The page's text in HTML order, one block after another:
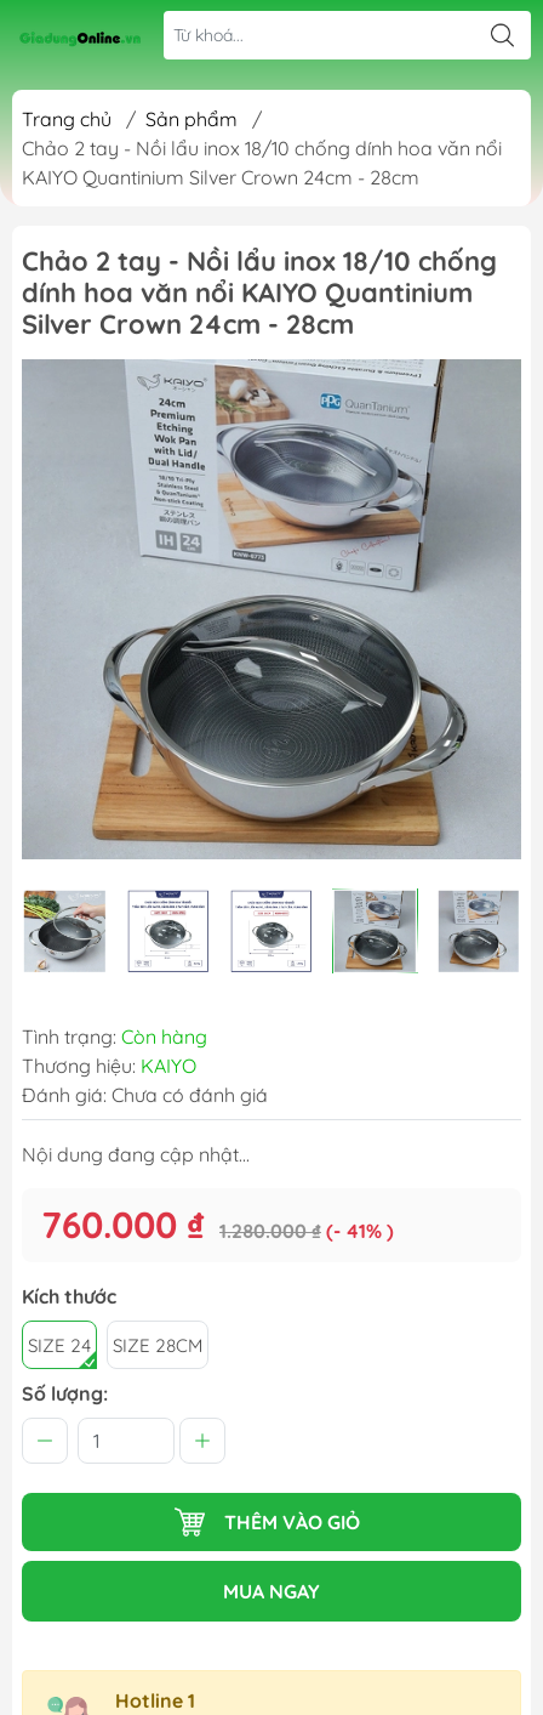
Trang chủ / Sản phẩm
/
Chảo 2 tay - Nồi lẩu inox 18/10 chống dính hoa văn nổi
KAIYO Quantinium Silver Crown 24cm - 28cm
Chảo 2 tay - Nồi lẩu inox 18/10 chống
dính hoa văn nổi KAIYO Quantinium
Silver Crown 24cm - 28cm
Tình trạng: Còn hàng
Thương hiệu: KAIYO
Đánh giá: Chưa có đánh giá
Nội dung đang cập nhật...
760.000 ₫ 1.280.000 ₫ (- 41% )
Kích thước
SIZE 24 SIZE 28CM
Số lượng:
THÊM VÀO GIỎ
MUA NGAY
Hotline 1